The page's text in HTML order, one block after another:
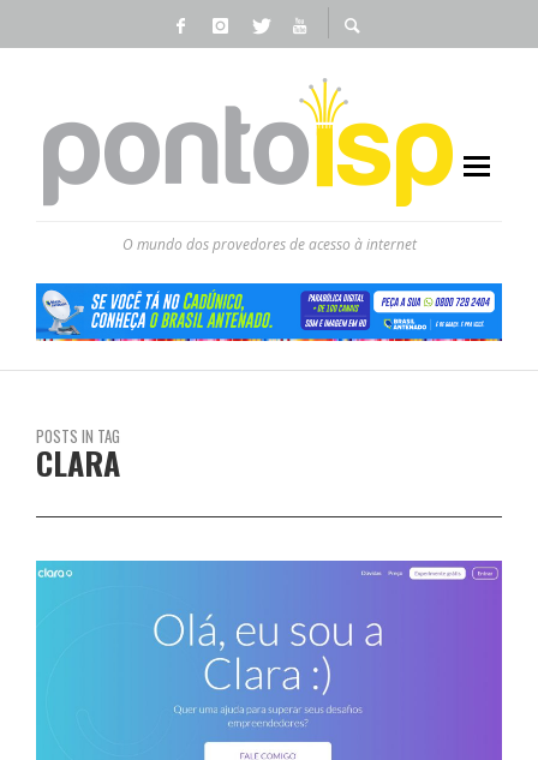
O mundo dos provedores de acesso à internet
POSTS IN TAG
CLARA